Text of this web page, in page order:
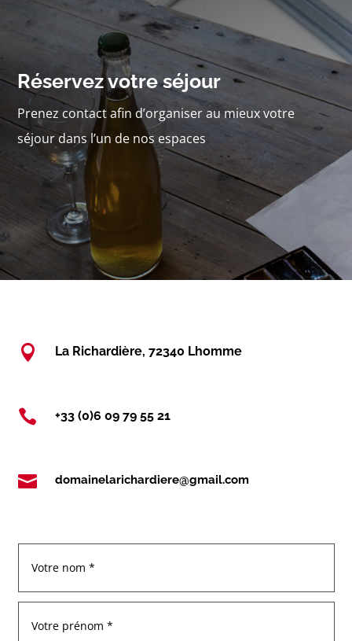
Réservez votre séjour
Prenez contact afin d’organiser au mieux votre
séjour dans l’un de nos espaces
 La Richardière, 72340 Lhomme
 +33 (0)6 09 79 55 21
 domainelarichardiere@gmail.com